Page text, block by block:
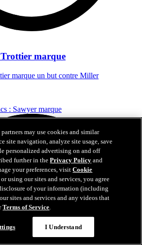
Trottier marque
marque un but contre Miller
may use cookies and similar
site navigation, analyze site usage, save
personalized advertising on and off
further in thePrivacy Policy and
your preferences, visitCookie
using our sites and services, you agree
of your information (including
sites and services and any videos that
Terms of Service.
I Understand